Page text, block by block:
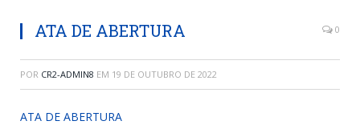
ATA DE ABERTURA 0
POR CR2-ADMIN8 EM 19 DE OUTUBRO DE 2022
ATA DE ABERTURA